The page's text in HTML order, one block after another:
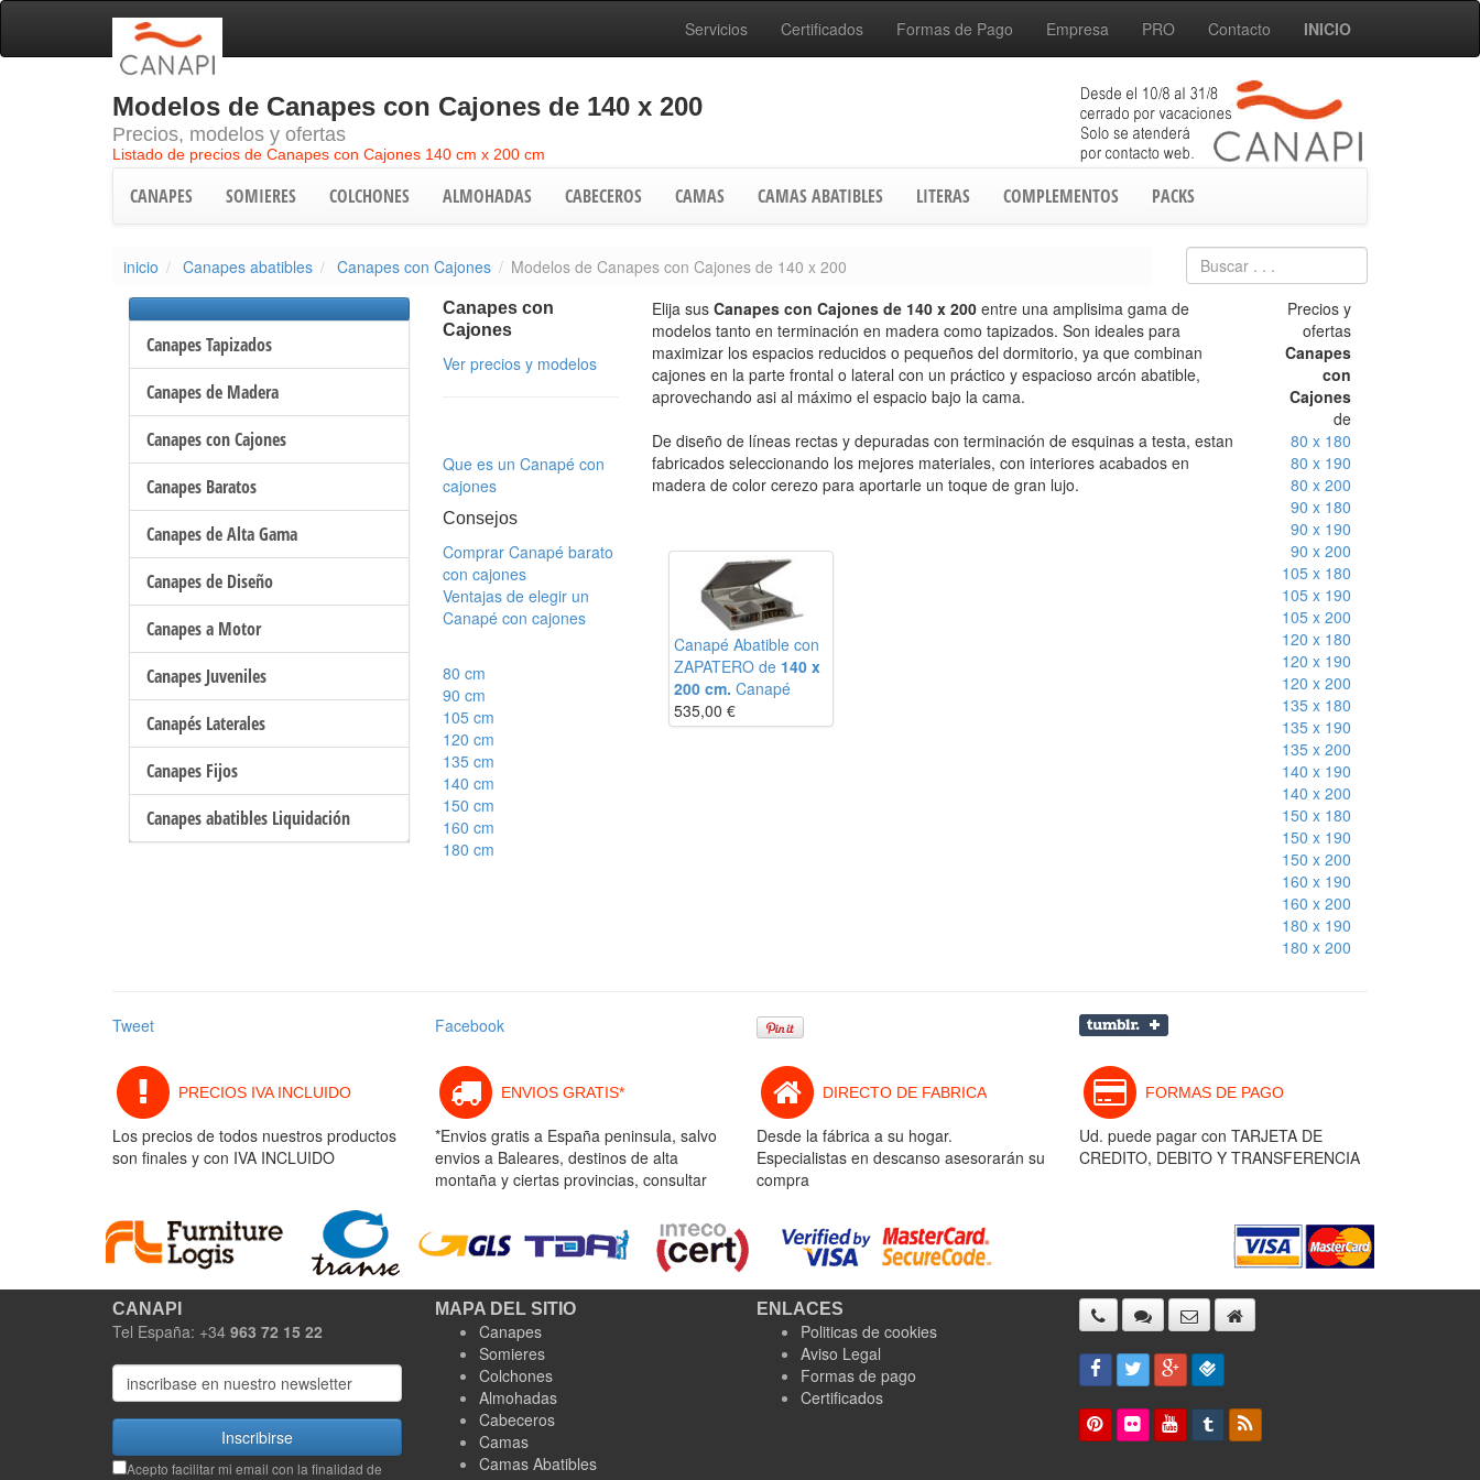
Servicios Certificados Formas de Pago Empresa PRO Contacto INICIO
Modelos de Canapes con Cajones de 140 x 200
Precios, modelos y ofertas
Listado de precios de Canapes con Cajones 140 cm x 200 cm
CANAPES SOMIERES COLCHONES ALMOHADAS CABECEROS CAMAS CAMAS ABATIBLES LITERAS COMPLEMENTOS PACKS
inicio Canapes abatibles Canapes con Cajones Modelos de Canapes con Cajones de 140 x 200
Canapes Tapizados
Canapes de Madera
Canapes con Cajones
Canapes Baratos
Canapes de Alta Gama
Canapes de Diseño
Canapes a Motor
Canapes Juveniles
Canapés Laterales
Canapes Fijos
Canapes abatibles Liquidación
Canapes con
Cajones
Ver precios y modelos
Que es un Canapé con
cajones
Consejos
Comprar Canapé barato
con cajones
Ventajas de elegir un
Canapé con cajones
80 cm
90 cm
105 cm
120 cm
135 cm
140 cm
150 cm
160 cm
180 cm
Elija sus Canapes con Cajones de 140 x 200 entre una amplisima gama de
modelos tanto en terminación en madera como tapizados. Son ideales para
maximizar los espacios reducidos o pequeños del dormitorio, ya que combinan
cajones en la parte frontal o lateral con un práctico y espacioso arcón abatible,
aprovechando asi al máximo el espacio bajo la cama.
De diseño de líneas rectas y depuradas con terminación de esquinas a testa, estan
fabricados seleccionando los mejores materiales, con interiores acabados en
madera de color cerezo para aportarle un toque de gran lujo.
Canapé Abatible con
ZAPATERO de 140 x
200 cm. Canapé
535,00 €
Precios y
ofertas
Canapes
con
Cajones
de
80 x 180
80 x 190
80 x 200
90 x 180
90 x 190
90 x 200
105 x 180
105 x 190
105 x 200
120 x 180
120 x 190
120 x 200
135 x 180
135 x 190
135 x 200
140 x 190
140 x 200
150 x 180
150 x 190
150 x 200
160 x 190
160 x 200
180 x 190
180 x 200
Tweet Facebook
PRECIOS IVA INCLUIDO
Los precios de todos nuestros productos
son finales y con IVA INCLUIDO
ENVIOS GRATIS*
*Envios gratis a España peninsula, salvo
envios a Baleares, destinos de alta
montaña y ciertas provincias, consultar
DIRECTO DE FABRICA
Desde la fábrica a su hogar.
Especialistas en descanso asesorarán su
compra
FORMAS DE PAGO
Ud. puede pagar con TARJETA DE
CREDITO, DEBITO Y TRANSFERENCIA
CANAPI
Tel España: +34 963 72 15 22
Inscribirse
Acepto facilitar mi email con la finalidad de
MAPA DEL SITIO
Canapes
Somieres
Colchones
Almohadas
Cabeceros
Camas
Camas Abatibles
ENLACES
Politicas de cookies
Aviso Legal
Formas de pago
Certificados